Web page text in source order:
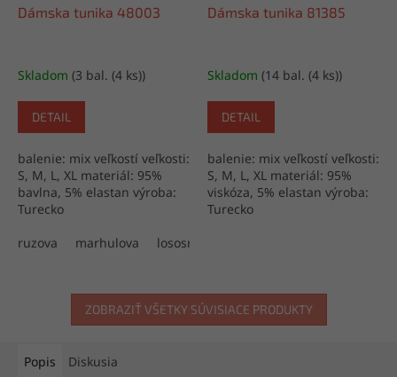
Dámska tunika 48003
Skladom (3 bal. (4 ks))
DETAIL
balenie: mix veľkostí veľkosti:
S, M, L, XL materiál: 95%
bavlna, 5% elastan výroba:
Turecko
ruzova
marhulova lososruza
Dámska tunika 81385
Skladom (14 bal. (4 ks))
DETAIL
balenie: mix veľkostí veľkosti:
S, M, L, XL materiál: 95%
viskóza, 5% elastan výroba:
Turecko
ZOBRAZIŤ VŠETKY SÚVISIACE PRODUKTY
Popis Diskusia